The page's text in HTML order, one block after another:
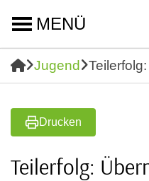
MENÜ
Jugend
Drucken
Teilerfolg: